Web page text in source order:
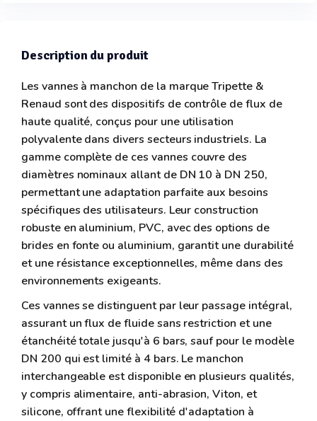
Description du produit
Les vannes à manchon de la marque Tripette &
Renaud sont des dispositifs de contrôle de flux de
haute qualité, conçus pour une utilisation
polyvalente dans divers secteurs industriels. La
gamme complète de ces vannes couvre des
diamètres nominaux allant de DN 10 à DN 250,
permettant une adaptation parfaite aux besoins
spécifiques des utilisateurs. Leur construction
robuste en aluminium, PVC, avec des options de
brides en fonte ou aluminium, garantit une durabilité
et une résistance exceptionnelles, même dans des
environnements exigeants.
Ces vannes se distinguent par leur passage intégral,
assurant un flux de fluide sans restriction et une
étanchéité totale jusqu'à 6 bars, sauf pour le modèle
DN 200 qui est limité à 4 bars. Le manchon
interchangeable est disponible en plusieurs qualités,
y compris alimentaire, anti-abrasion, Viton, et
silicone, offrant une flexibilité d'adaptation à